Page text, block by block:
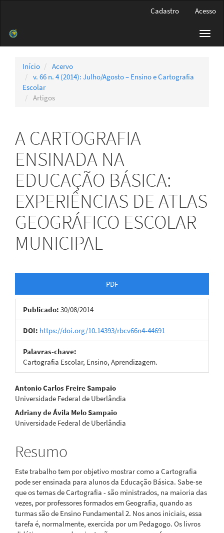
Barra
Cadastro Acesso
Início
Acervo
v. 66 n. 4 (2014): Julho/Agosto – Ensino e Cartografia
Escolar
Artigos
A CARTOGRAFIA
ENSINADA NA
EDUCAÇÃO BÁSICA:
EXPERIÊNCIAS DE ATLAS
GEOGRÁFICO ESCOLAR
MUNICIPAL
lateral
de
artigos
PDF
Publicado: 30/08/2014
DOI: https://doi.org/10.14393/rbcv66n4-44691
Palavras-chave:
Cartografia Escolar, Ensino, Aprendizagem.
Conteúdo
do
artigo
principal
Antonio Carlos Freire Sampaio
Universidade Federal de Uberlândia
Adriany de Ávila Melo Sampaio
Universidade Federal de Uberlândia
Resumo
Este trabalho tem por objetivo mostrar como a Cartografia
pode ser ensinada para alunos da Educação Básica. Sabe-se
que os temas de Cartografia - são ministrados, na maioria das
vezes, por professores formados em Geografia, quando as
turmas são de Ensino Fundamental 2. Nos anos iniciais, essa
tarefa é, normalmente, exercida por um Pedagogo. Os livros